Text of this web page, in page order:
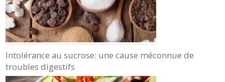
Intolérance au sucrose: une cause méconnue de
troubles digestifs